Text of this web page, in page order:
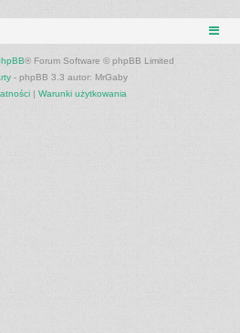
® Forum Software © phpBB Limited
- phpBB 3.3 autor: MrGaby
| Warunki użytkowania